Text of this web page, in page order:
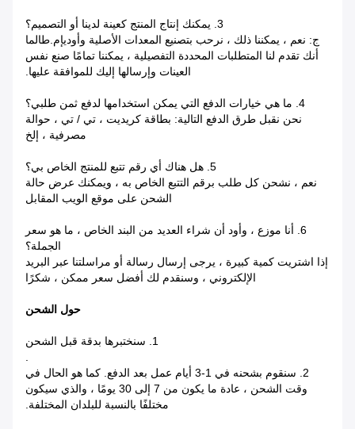
3. يمكنك إنتاج المنتج كعينة لدينا أو التصميم؟
ج: نعم ، يمكننا ذلك ، نرحب بتصنيع المعدات الأصلية وأوديإم.طالما
أنك تقدم لنا المتطلبات المحددة التفصيلية ، يمكننا تمامًا صنع نفس
العينات وإرسالها إليك للموافقة عليها.
4. ما هي خيارات الدفع التي يمكن استخدامها لدفع ثمن طلبي؟
نحن نقبل طرق الدفع التالية: بطاقة كريديت ، تي / تي ، حوالة
مصرفية ، إلخ
5. هل هناك أي رقم تتبع للمنتج الخاص بي؟
نعم ، نشحن كل طلب برقم التتبع الخاص به ، ويمكنك عرض حالة
الشحن على موقع الويب المقابل
6. أنا موزع ، وأود أن شراء العديد من البند الخاص ، ما هو سعر
الجملة؟
إذا اشتريت كمية كبيرة ، يرجى إرسال رسالة أو مراسلتنا عبر البريد
الإلكتروني ، وسنقدم لك أفضل سعر ممكن ، شكرًا
حول الشحن
1. سنختبرها بدقة قبل الشحن
2. سنقوم بشحنه في 1-3 أيام عمل بعد الدفع. كما هو الحال في
وقت الشحن ، عادة ما يكون من 7 إلى 30 يومًا ، والذي سيكون
مختلفًا بالنسبة للبلدان المختلفة.